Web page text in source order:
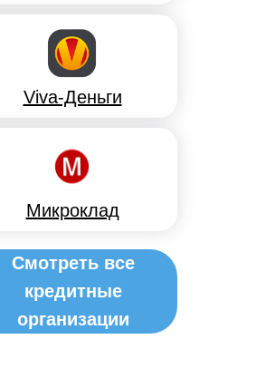
Смотреть все
кредитные
организации
Viva-Деньги
Микроклад